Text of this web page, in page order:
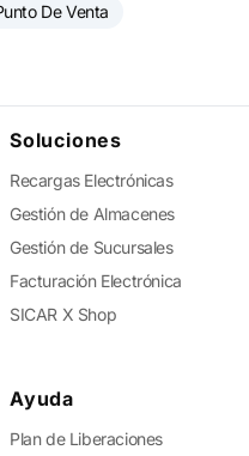
De Venta
Soluciones
Recargas Electrónicas
Gestión de Almacenes
Gestión de Sucursales
Facturación Electrónica
SICAR X Shop
Ayuda
Plan de Liberaciones